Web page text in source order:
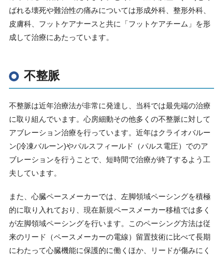
ばれる壊死や難治性の痛みについては形成外科、整形外科、
皮膚科、フットケアナースと共に「フットケアチーム」を形
成して治療にあたっています。
不整脈
不整脈は近年治療法が非常に発達し、当科では最先端の治療
に取り組んでいます。心房細動その他多くの不整脈に対して
アブレーション治療を行っています。近年はクライオバルー
ン(冷凍バルーン)やパルスフィールド（パルス電圧）でのア
ブレーションを行うことで、短時間で治療が終了するよう工
夫しています。
また、心臓ペースメーカーでは、左脚領域ペーシングを積極
的に取り入れており、現在新規ペースメーカー移植では多く
が左脚領域ペーシングを行います。このペーシング方法は従
来のリード（ペースメーカーの電線）留置技術に比べて長期
にわたって心臓機能に保護的に働くほか、リードが傷みにく